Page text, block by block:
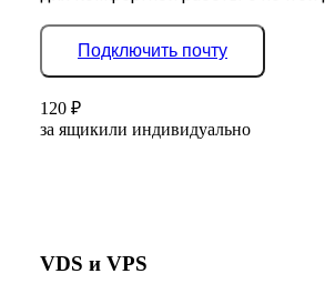
Подключить почту
120 ₽
за ящикили индивидуально
VDS и VPS